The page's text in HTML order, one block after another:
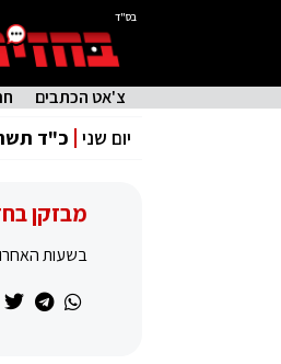
בס"ד
צ'אט הכתבים
יום שני כ"ד
מבזקן
בשעות